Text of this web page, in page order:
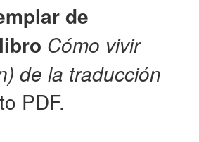
de
Cómo vivir
de la traducción
PDF.